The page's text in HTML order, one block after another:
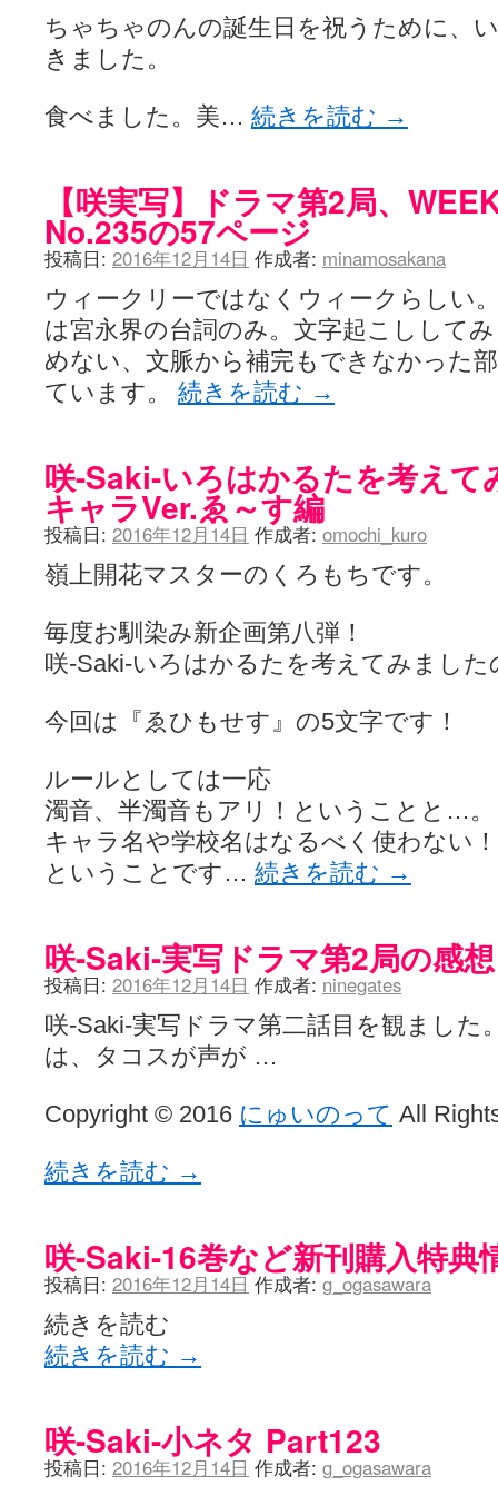
ちゃちゃのんの誕生日を祝うために、
きました。
食べました。美… 続きを読む →
【咲実写】ドラマ第2局、
No.235の57ページ
投稿日: 2016年12月14日 作成者: minamosakana
ウィークリーではなくウィークらしい
は宮永界の台詞のみ。文字起こしして
めない、文脈から補完もできなかった
ています。 続きを読む →
咲-Saki-いろはかるたを考えて
キャラVer.ゑ～す編
投稿日: 2016年12月14日 作成者: omochi_kuro
嶺上開花マスターのくろもちです。
毎度お馴染み新企画第八弾！
咲-Saki-いろはかるたを考えてみました
今回は『ゑひもせす』の5文字です！
ルールとしては一応
濁音、半濁音もアリ！ということと…。
キャラ名や学校名はなるべく使わない！
ということです… 続きを読む →
咲-Saki-実写ドラマ第2局の感想
投稿日: 2016年12月14日 作成者: ninegates
咲-Saki-実写ドラマ第二話目を観ました
は、タコスが声が …
Copyright © 2016 にゅいのって All
続きを読む →
咲-Saki-16巻など新刊購入特典
投稿日: 2016年12月14日 作成者: g_ogasawara
続きを読む
続きを読む →
咲-Saki-小ネタ Part123
投稿日: 2016年12月14日 作成者: g_ogasawara